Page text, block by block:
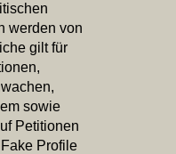
werden von
gilt für
sowie
Petitionen
Profile